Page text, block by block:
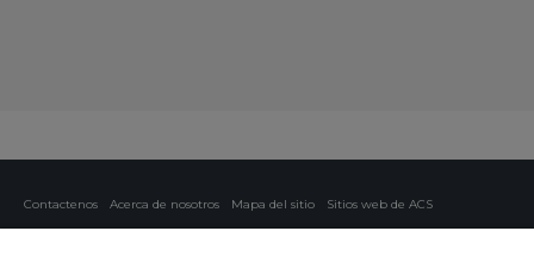
Contactenos Acerca de nosotros Mapa del sitio
Sitios web de ACS